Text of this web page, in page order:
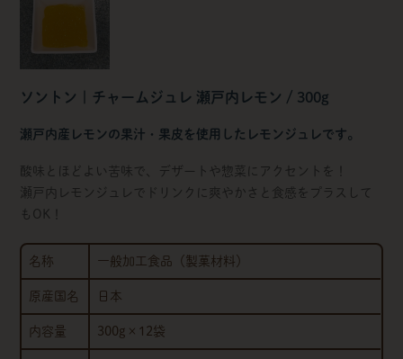
ソントン | チャームジュレ 瀬戸内レモン / 300g
瀬戸内産レモンの果汁・果皮を使用したレモンジュレです。
酸味とほどよい苦味で、デザートや惣菜にアクセントを！
瀬戸内レモンジュレでドリンクに爽やかさと食感をプラスして
もOK！
名称 一般加工食品（製菓材料）
原産国名 日本
内容量 300g×12袋